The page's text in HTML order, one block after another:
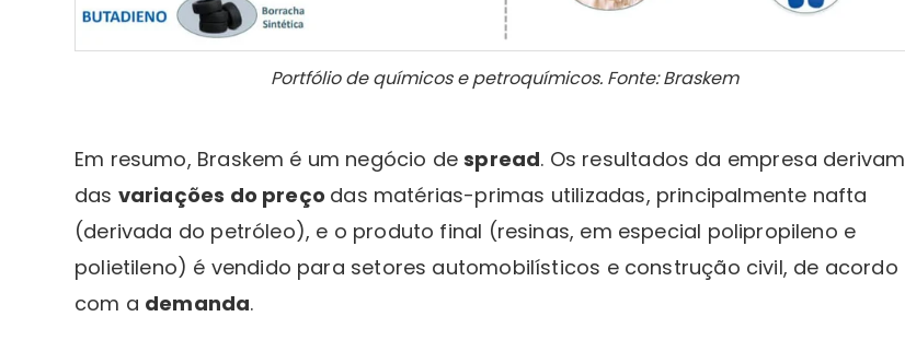
Portfólio de químicos e petroquímicos. Fonte: Braskem
Em resumo, Braskem é um negócio despread. Os resultados da empresa derivam
das variações do preço das matérias-primas utilizadas, principalmente nafta
(derivada do petróleo), e o produto final (resinas, em especial polipropileno e
polietileno) é vendido para setores automobilísticos e construção civil, de acordo
com a demanda.